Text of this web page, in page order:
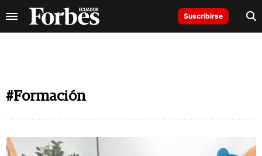
Suscribirse
#Formación